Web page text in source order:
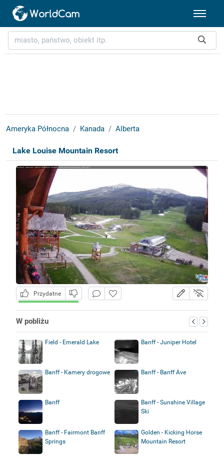
Ameryka Północna Kanada Alberta
Lake Louise Mountain Resort
Przydatne
W pobliżu
Field - Emerald Lake Banff - Juniper Hotel
Banff - Kamery drogowe Banff - Banff Ave
Banff
Banff - Sunshine Village
Ski
Banff - Fairmont Banff
Springs
Golden - Kicking Horse
Mountain Resort